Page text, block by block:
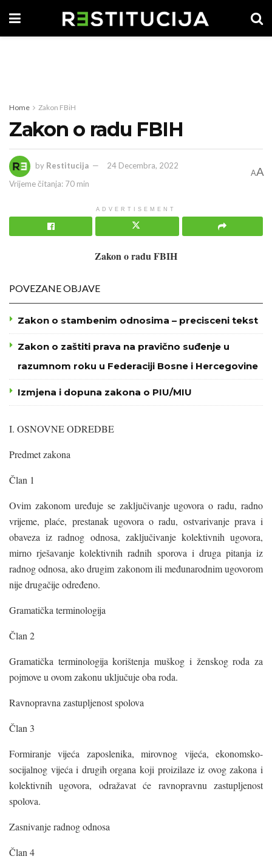
Home Zakon FBiH
Zakon o radu FBIH
by Restitucija
24 Decembra, 2022
Vrijeme čitanja: 70 min
AA
ADVERTISEMENT
Zakon o radu FBIH
POVEZANE OBJAVE
Zakon o stambenim odnosima – precisceni tekst
Zakon o zaštiti prava na pravično suđenje u
razumnom roku u Federaciji Bosne i Hercegovine
Izmjena i dopuna zakona o PIU/MIU
I. OSNOVNE ODREDBE
Predmet zakona
Član 1
Ovim zakonom uređuje se zaključivanje ugovora o radu, radno
vrijeme, plaće, prestanak ugovora o radu, ostvarivanje prava i
obaveza iz radnog odnosa, zaključivanje kolektivnih ugovora,
mirno rješavanje kolektivnih radnih sporova i druga pitanja iz
radnog odnosa, ako drugim zakonom ili međunarodnim ugovorom
nije drugačije određeno.
Gramatička terminologija
Član 2
Gramatička terminologija korištenja muškog i ženskog roda za
pojmove u ovom zakonu uključuje oba roda.
Ravnopravna zastupljenost spolova
Član 3
Formiranje vijeća zaposlenika, mirovnog vijeća, ekonomsko-
socijalnog vijeća i drugih organa koji proizilaze iz ovog zakona i
kolektivnih ugovora, odražavat će ravnopravnu zastupljenost
spolova.
Zasnivanje radnog odnosa
Član 4